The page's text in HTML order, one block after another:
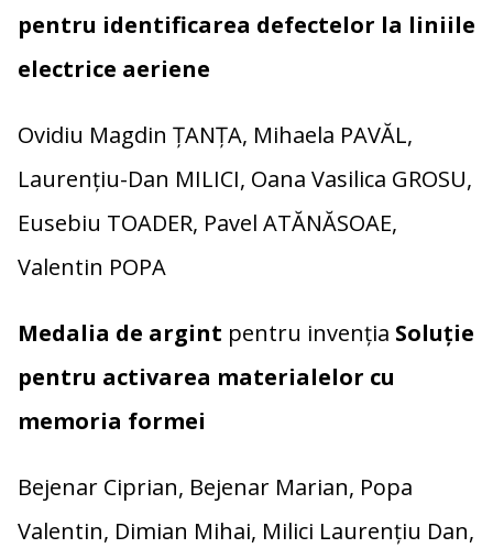
pentru identificarea defectelor la liniile
electrice aeriene
Ovidiu Magdin ŢANŢA, Mihaela PAVĂL,
Laurențiu-Dan MILICI, Oana Vasilica GROSU,
Eusebiu TOADER, Pavel ATĂNĂSOAE,
Valentin POPA
Medalia de argint pentru invenția Soluție
pentru activarea materialelor cu
memoria formei
Bejenar Ciprian, Bejenar Marian, Popa
Valentin, Dimian Mihai, Milici Laurențiu Dan,